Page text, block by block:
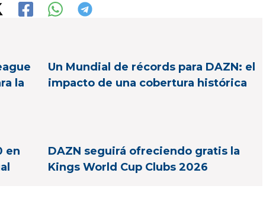
la
Un Mundial de récords para DAZN: el
impacto de una cobertura histórica
en
DAZN seguirá ofreciendo gratis la
Kings World Cup Clubs 2026